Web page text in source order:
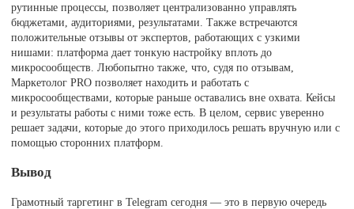
рутинные процессы, позволяет централизованно управлять
бюджетами, аудиториями, результатами. Также встречаются
положительные отзывы от экспертов, работающих с узкими
нишами: платформа дает тонкую настройку вплоть до
микросообществ. Любопытно также, что, судя по отзывам,
Маркетолог PRO позволяет находить и работать с
микросообществами, которые раньше оставались вне охвата. Кейсы
и результаты работы с ними тоже есть. В целом, сервис уверенно
решает задачи, которые до этого приходилось решать вручную или с
помощью сторонних платформ.
Вывод
Грамотный таргетинг в Telegram сегодня — это в первую очередь